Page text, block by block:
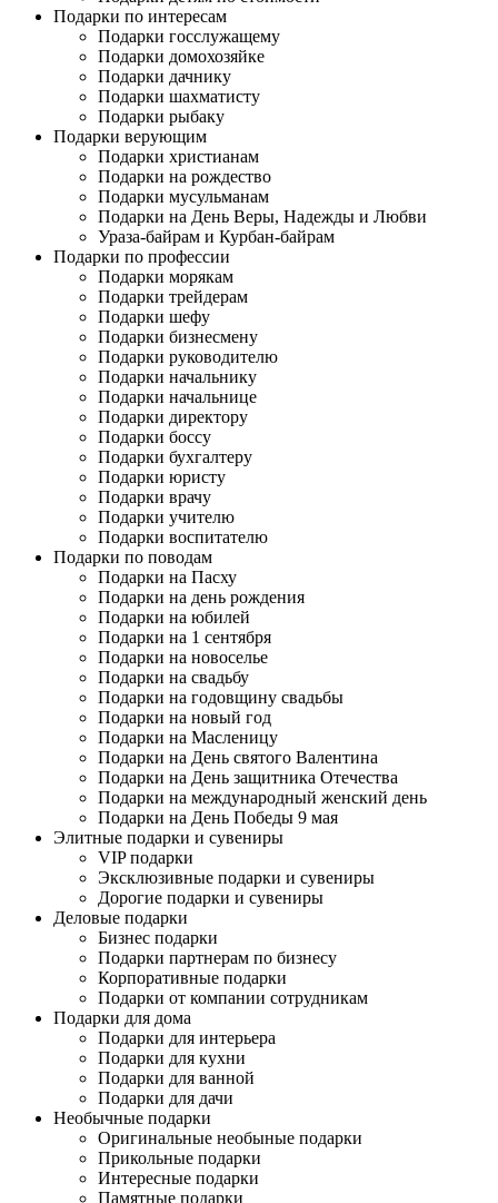
Подарки по интересам
Подарки госслужащему
Подарки домохозяйке
Подарки дачнику
Подарки шахматисту
Подарки рыбаку
Подарки верующим
Подарки христианам
Подарки на рождество
Подарки мусульманам
Подарки на День Веры, Надежды и Любви
Ураза-байрам и Курбан-байрам
Подарки по профессии
Подарки морякам
Подарки трейдерам
Подарки шефу
Подарки бизнесмену
Подарки руководителю
Подарки начальнику
Подарки начальнице
Подарки директору
Подарки боссу
Подарки бухгалтеру
Подарки юристу
Подарки врачу
Подарки учителю
Подарки воспитателю
Подарки по поводам
Подарки на Пасху
Подарки на день рождения
Подарки на юбилей
Подарки на 1 сентября
Подарки на новоселье
Подарки на свадьбу
Подарки на годовщину свадьбы
Подарки на новый год
Подарки на Масленицу
Подарки на День святого Валентина
Подарки на День защитника Отечества
Подарки на международный женский день
Подарки на День Победы 9 мая
Элитные подарки и сувениры
VIP подарки
Эксклюзивные подарки и сувениры
Дорогие подарки и сувениры
Деловые подарки
Бизнес подарки
Подарки партнерам по бизнесу
Корпоративные подарки
Подарки от компании сотрудникам
Подарки для дома
Подарки для интерьера
Подарки для кухни
Подарки для ванной
Подарки для дачи
Необычные подарки
Оригинальные необыные подарки
Прикольные подарки
Интересные подарки
Памятные подарки